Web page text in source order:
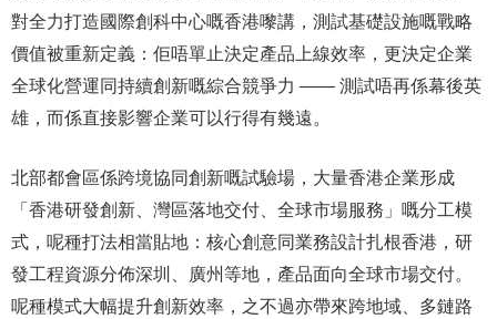
對全力打造國際創科中心嘅香港嚟講，測試基礎設施嘅戰略
價值被重新定義：佢唔單止決定產品上線效率，更決定企業
全球化營運同持續創新嘅綜合競爭力 —— 測試唔再係幕後英
雄，而係直接影響企業可以行得有幾遠。
北部都會區係跨境協同創新嘅試驗場，大量香港企業形成
「香港研發創新、灣區落地交付、全球市場服務」嘅分工模
式，呢種打法相當貼地：核心創意同業務設計扎根香港，研
發工程資源分佈深圳、廣州等地，產品面向全球市場交付。
呢種模式大幅提升創新效率，之不過亦帶來跨地域、多鏈路